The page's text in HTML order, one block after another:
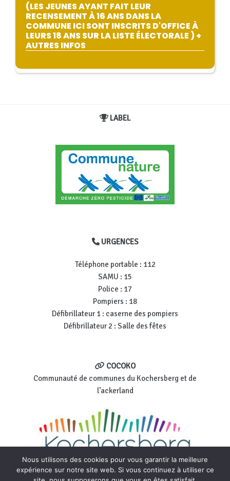
(LES JEUNES AYANT FAIT LEUR
RECENSEMENT À 16 ANS DANS LA
COMMUNE ICI SONT INSCRITS D'OFFICE À
LEURS 18 ANS SUR LA LISTE ÉLECTORALE ) +
AUTRES INFOS
LABEL
URGENCES
Téléphone portable : 112
SAMU : 15
Police : 17
Pompiers : 18
Défibrillateur 1 : caserne des pompiers
Défibrillateur 2 : Salle des fêtes
COCOKO
Communauté de communes du Kochersberg et de
l’ackerland
Nous utilisons des cookies pour vous garantir la meilleure
expérience sur notre site web. Si vous continuez à utiliser ce